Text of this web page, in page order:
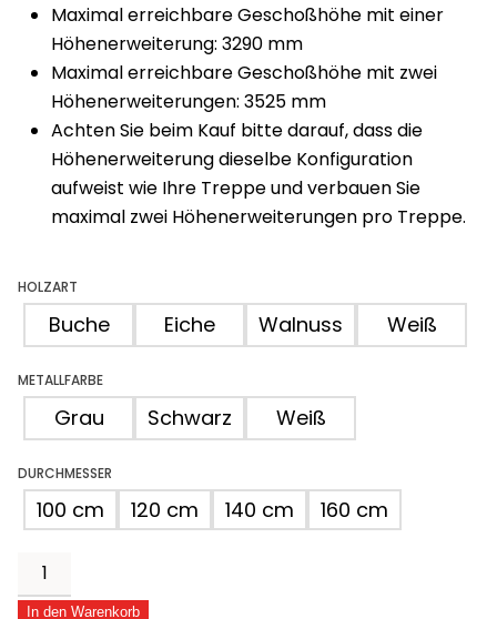
Maximal erreichbare Geschoßhöhe mit einer
Höhenerweiterung: 3290 mm
Maximal erreichbare Geschoßhöhe mit zwei
Höhenerweiterungen: 3525 mm
Achten Sie beim Kauf bitte darauf, dass die
Höhenerweiterung dieselbe Konfiguration
aufweist wie Ihre Treppe und verbauen Sie
maximal zwei Höhenerweiterungen pro Treppe.
HOLZART
Buche Eiche Walnuss Weiß
METALLFARBE
Grau Schwarz Weiß
DURCHMESSER
100 cm 120 cm 140 cm 160 cm
Höhenerweiterung
für
In den Warenkorb